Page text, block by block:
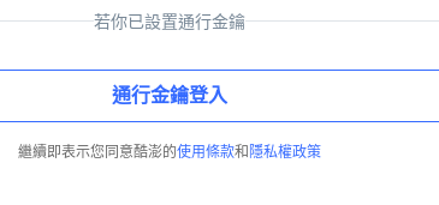
若你已設置通行金鑰
通行金鑰登入
繼續即表示您同意酷澎的使用條款和 隱私權政策